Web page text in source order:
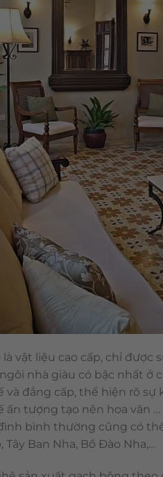
vật liệu cao cấp, chỉ được
nhà giàu có bậc nhất ở
và đẳng cấp, thể hiện rõ sự
tượng tạo nên hoa văn …
bình thường cũng có
Ban Nha, Bồ Đào Nha,…